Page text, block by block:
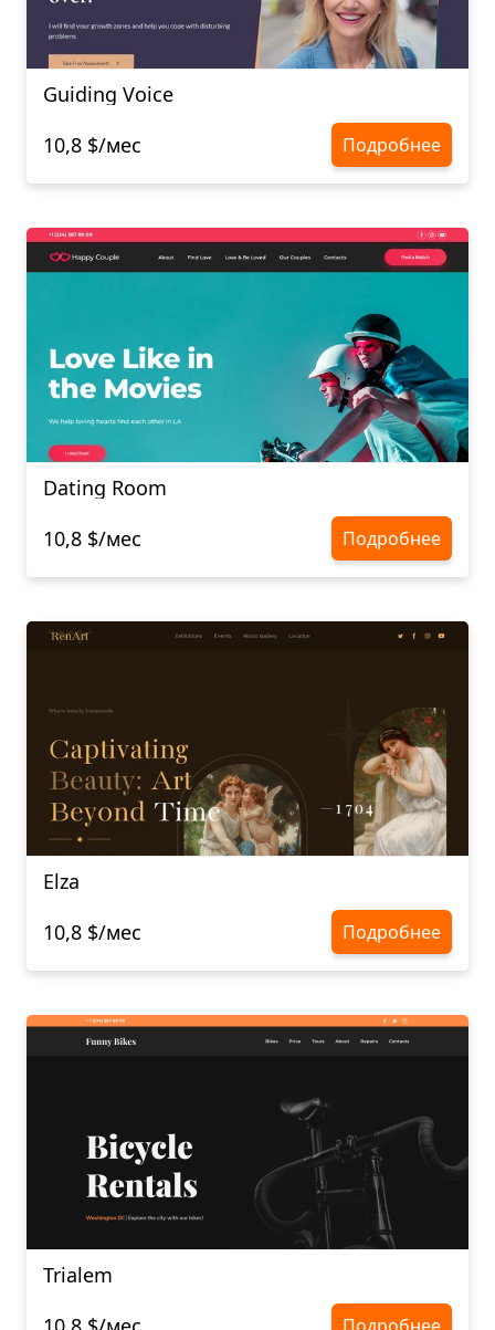
Guiding Voice
10,8 $/мес
Подробнее
Dating Room
10,8 $/мес
Подробнее
Elza
10,8 $/мес
Подробнее
Trialem